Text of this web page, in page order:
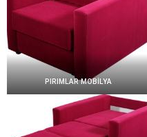
PIRIMLAR MOBİLYA